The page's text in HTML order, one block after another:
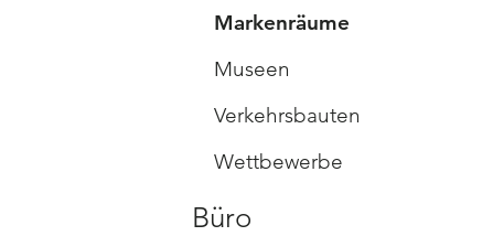
Markenräume
Museen
Verkehrsbauten
Wettbewerbe
Büro